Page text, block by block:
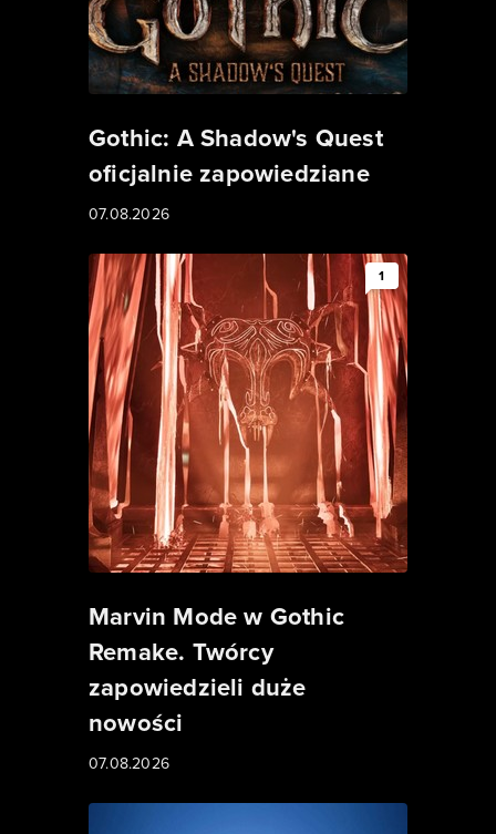
Gothic: A Shadow's Quest
oficjalnie zapowiedziane
07.08.2026
1
Marvin Mode w Gothic
Remake. Twórcy
zapowiedzieli duże
nowości
07.08.2026